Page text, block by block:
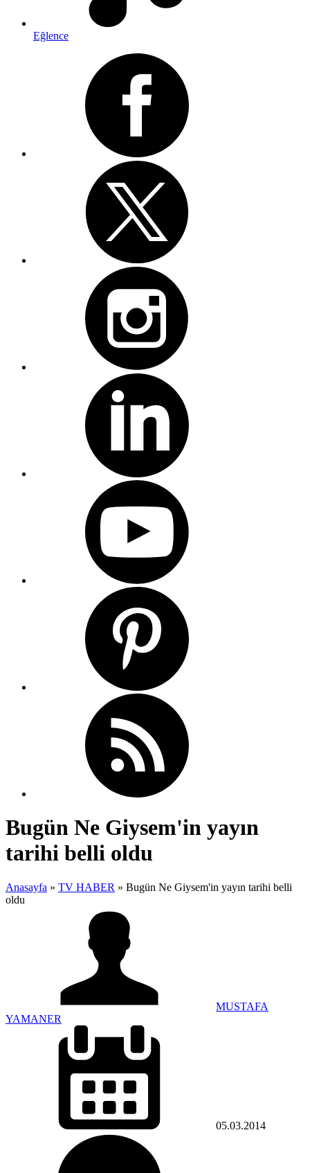
Eğlence
Bugün Ne Giysem'in yayın
tarihi belli oldu
Anasayfa » TV HABER » Bugün Ne Giysem'in yayın tarihi belli
oldu
MUSTAFA
YAMANER
05.03.2014